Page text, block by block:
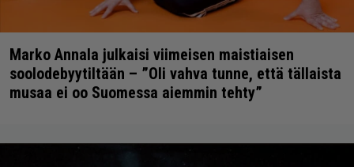
Marko Annala julkaisi viimeisen maistiaisen
soolodebyytiltään – ”Oli vahva tunne, että tällaista
musaa ei oo Suomessa aiemmin tehty”